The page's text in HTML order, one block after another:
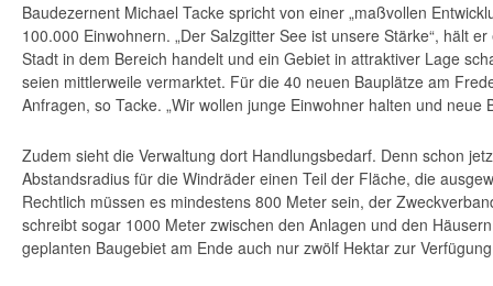
Baudezernent Michael Tacke spricht von einer „maßvollen
100.000 Einwohnern. „Der Salzgitter See ist unsere Stärke“, hält
Stadt in dem Bereich handelt und ein Gebiet in attraktiver Lage
seien mittlerweile vermarktet. Für die 40 neuen Bauplätze am
Anfragen, so Tacke. „Wir wollen junge Einwohner halten und neue
Zudem sieht die Verwaltung dort Handlungsbedarf. Denn schon
Abstandsradius für die Windräder einen Teil der Fläche, die
Rechtlich müssen es mindestens 800 Meter sein, der
schreibt sogar 1000 Meter zwischen den Anlagen und den
geplanten Baugebiet am Ende auch nur zwölf Hektar zur